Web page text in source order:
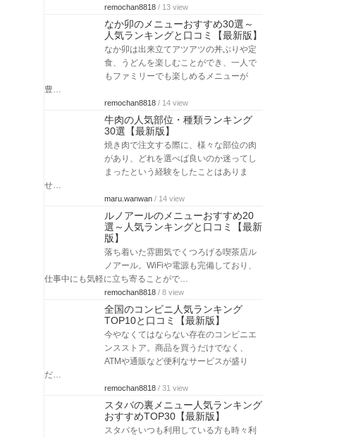
remochan8818 / 13 view
なか卯のメニューおすすめ30選～
人気ランキングと口コミ【最新版】
なか卯は出来立てアツアツの丼ぶりや定
食、うどんを楽しむことができ、一人で
もファミリーでも楽しめるメニューが
豊…
remochan8818 / 14 view
牛肉の人気部位・種類ランキング
30選【最新版】
焼き肉で注文する際に、様々な部位の肉
があり、どれを選べば良いのか迷ってし
まったという経験をしたことはありま
せ…
maru.wanwan / 14 view
ルノアールのメニューおすすめ20
選～人気ランキングと口コミ【最新
版】
落ち着いた雰囲気でくつろげる喫茶店ル
ノアール。WiFiや電源も完備しており、
仕事中にも気軽に立ち寄ることがで…
remochan8818 / 8 view
全国のコンビニ人気ランキング
TOP10と口コミ【最新版】
今やなくてはならない存在のコンビニエ
ンスストア。商品を買うだけでなく、
ATMや通販など便利なサービスが盛り
だ…
remochan8818 / 31 view
スタバの裏メニュー人気ランキング
おすすめTOP30【最新版】
スタバをいつも利用している方も時々利